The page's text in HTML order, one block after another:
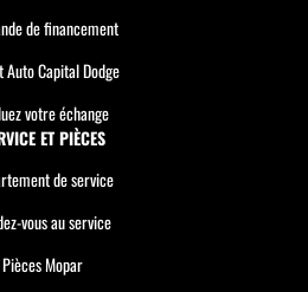
de financement
Auto Capital Dodge
votre échange
ET PIÈCES
de service
vous au service
Pièces Mopar